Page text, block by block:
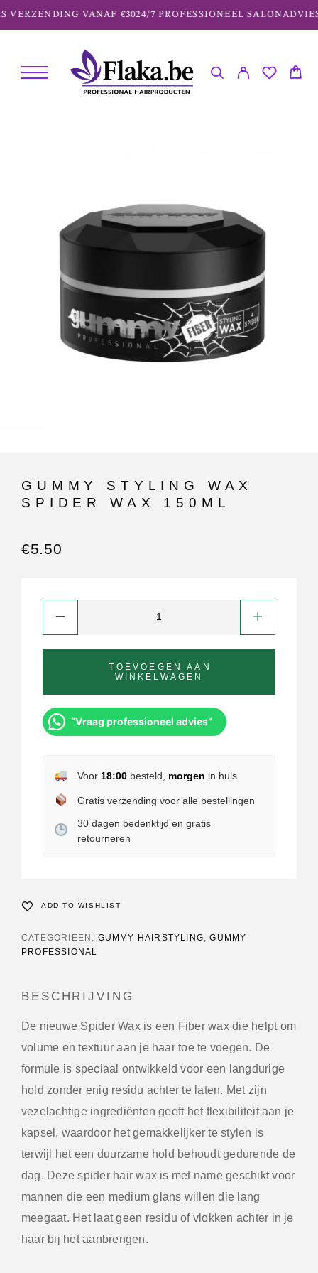
VERZENDING VANAF €3024/7 PROFESSIONEEL SALONADVIES
GUMMY STYLING WAX
SPIDER WAX 150ML
€5.50
TOEVOEGEN AAN
WINKELWAGEN
“Vraag professioneel advies”
Voor 18:00besteld, morgen in huis
Gratis verzending voor alle bestellingen
30 dagen bedenktijd en gratis
retourneren
ADD TO WISHLIST
CATEGORIEËN: GUMMY HAIRSTYLING,GUMMY
PROFESSIONAL
BESCHRIJVING
De nieuwe Spider Wax is een Fiber wax die helpt om
volume en textuur aan je haar toe te voegen. De
formule is speciaal ontwikkeld voor een langdurige
hold zonder enig residu achter te laten. Met zijn
vezelachtige ingrediënten geeft het flexibiliteit aan je
kapsel, waardoor het gemakkelijker te stylen is
terwijl het een duurzame hold behoudt gedurende de
dag. Deze spider hair wax is met name geschikt voor
mannen die een medium glans willen die lang
meegaat. Het laat geen residu of vlokken achter in je
haar bij het aanbrengen.